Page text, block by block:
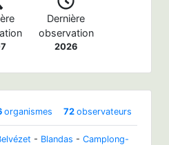
Dernière
observation
2026
organismes 72 observateurs
- Blandas - Camplong-